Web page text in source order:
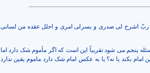
ربّ اشرح لی صدری و یسرلی امری و احلل عقده من لسانی
پنجم می شود تقریباً این است که اگر مأموم شک دارد اما
امام بکند یا نه؟ یا به عکس امام شک دارد ماموم یقین ندارد